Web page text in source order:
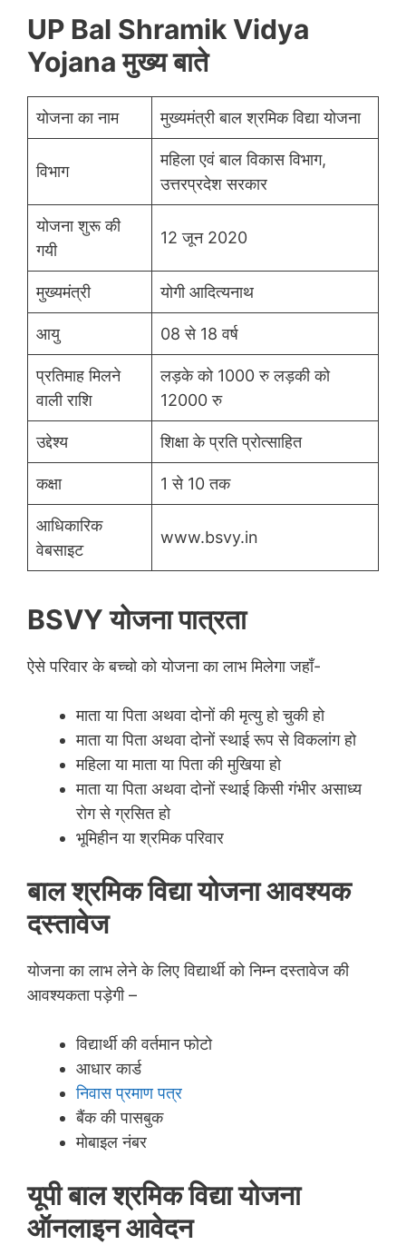
UP Bal Shramik Vidya
Yojana मुख्य बाते
योजना का नाम मुख्यमंत्री बाल श्रमिक विद्या योजना
विभाग
महिला एवं बाल विकास विभाग,
उत्तरप्रदेश सरकार
योजना शुरू की
गयी
12 जून 2020
मुख्यमंत्री योगी आदित्यनाथ
आयु 08 से 18 वर्ष
प्रतिमाह मिलने
वाली राशि
लड़के को 1000 रु लड़की को
12000 रु
उद्देश्य शिक्षा के प्रति प्रोत्साहित
कक्षा 1 से 10 तक
आधिकारिक
वेबसाइट
www.bsvy.in
BSVY योजना पात्रता
ऐसे परिवार के बच्चो को योजना का लाभ मिलेगा जहाँ-
माता या पिता अथवा दोनों की मृत्यु हो चुकी हो
माता या पिता अथवा दोनों स्थाई रूप से विकलांग हो
महिला या माता या पिता की मुखिया हो
माता या पिता अथवा दोनों स्थाई किसी गंभीर असाध्य
रोग से ग्रसित हो
भूमिहीन या श्रमिक परिवार
बाल श्रमिक विद्या योजना आवश्यक
दस्तावेज
योजना का लाभ लेने के लिए विद्यार्थी को निम्न दस्तावेज की
आवश्यकता पड़ेगी –
विद्यार्थी की वर्तमान फोटो
आधार कार्ड
निवास प्रमाण पत्र
बैंक की पासबुक
मोबाइल नंबर
यूपी बाल श्रमिक विद्या योजना
ऑनलाइन आवेदन